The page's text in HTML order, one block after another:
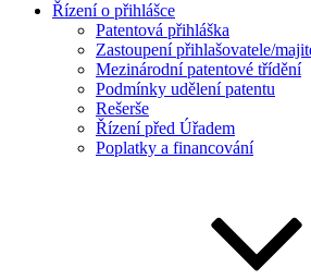
Řízení o přihlášce
Patentová přihláška
Zastoupení přihlašovatele/
Mezinárodní patentové třídění
Podmínky udělení patentu
Rešerše
Řízení před Úřadem
Poplatky a financování